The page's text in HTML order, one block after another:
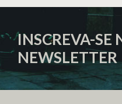
INSCREVA-SE
NEWSLETTER